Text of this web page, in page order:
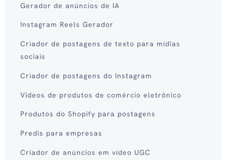
Gerador de anúncios de IA
Instagram Reels Gerador
Criador de postagens de texto para mídias
sociais
Criador de postagens do Instagram
Vídeos de produtos de comércio eletrônico
Produtos do Shopify para postagens
Predis para empresas
Criador de anúncios em vídeo UGC